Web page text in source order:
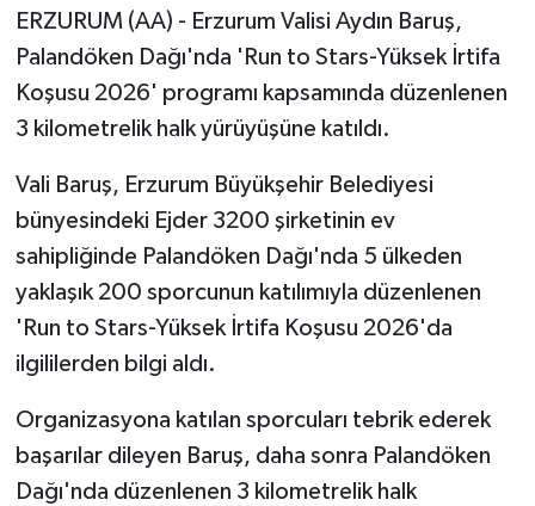
ERZURUM (AA) - Erzurum Valisi Aydın Baruş,
Palandöken Dağı'nda 'Run to Stars-Yüksek İrtifa
Koşusu 2026' programı kapsamında düzenlenen
3 kilometrelik halk yürüyüşüne katıldı.
Vali Baruş, Erzurum Büyükşehir Belediyesi
bünyesindeki Ejder 3200 şirketinin ev
sahipliğinde Palandöken Dağı'nda 5 ülkeden
yaklaşık 200 sporcunun katılımıyla düzenlenen
'Run to Stars-Yüksek İrtifa Koşusu 2026'da
ilgililerden bilgi aldı.
Organizasyona katılan sporcuları tebrik ederek
başarılar dileyen Baruş, daha sonra Palandöken
Dağı'nda düzenlenen 3 kilometrelik halk